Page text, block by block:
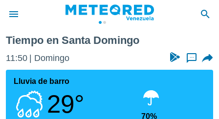
de
ha
para
que se
Tiempo en Santa Domingo
11:50 Domingo ...
Lluvia de barro
29°
70%